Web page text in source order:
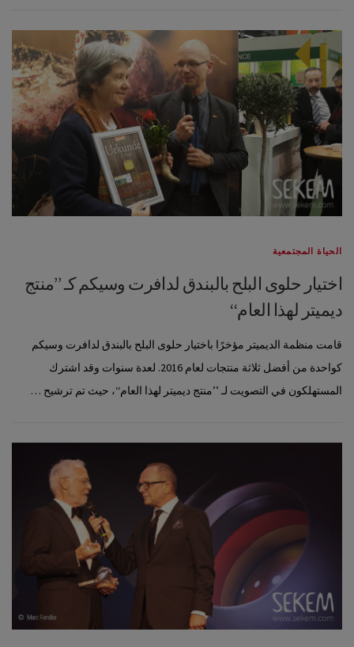
الحياة المجتمعية
اختيار حلوى البلح بالبندق لدافرت وسيكم كـ ’’منتج
ديميتر لهذا العام‘‘
قامت منظمة الديميتر مؤخرًا باختيار حلوى البلح بالبندق لدافرت وسيكم
كواحدة من أفضل ثلاثة منتجات لعام 2016. لعدة سنوات وقد اشترك
المستهلكون في التصويت لـ ’’منتج ديميتر لهذا العام‘‘، حيث تم ترشيح …